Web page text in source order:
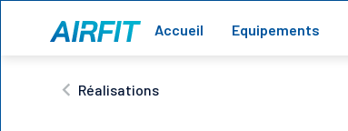
Accueil Equipements
Réalisations